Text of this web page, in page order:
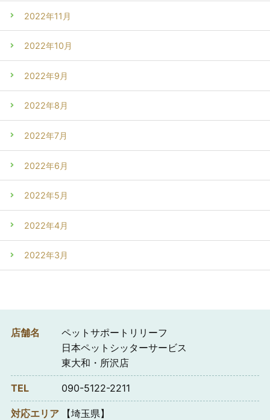
2022年11月
2022年10月
2022年9月
2022年8月
2022年7月
2022年6月
2022年5月
2022年4月
2022年3月
店舗名
ペットサポートリリーフ
日本ペットシッターサービス
東大和・所沢店
TEL 090-5122-2211
対応エリア
【埼玉県】